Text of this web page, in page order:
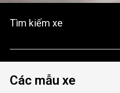
Tìm kiếm xe
Các mẫu xe